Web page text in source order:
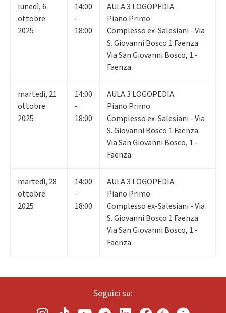
lunedì,6
ottobre
2025
14:00
-
18:00
AULA 3 LOGOPEDIA
Piano Primo
Complesso ex-Salesiani - Via
S. Giovanni Bosco 1 Faenza
Via San Giovanni Bosco, 1 -
Faenza
martedì, 21
ottobre
2025
14:00
-
18:00
AULA 3 LOGOPEDIA
Piano Primo
Complesso ex-Salesiani - Via
S. Giovanni Bosco 1 Faenza
Via San Giovanni Bosco, 1 -
Faenza
martedì, 28
ottobre
2025
14:00
-
18:00
AULA 3 LOGOPEDIA
Piano Primo
Complesso ex-Salesiani - Via
S. Giovanni Bosco 1 Faenza
Via San Giovanni Bosco, 1 -
Faenza
Seguici su: